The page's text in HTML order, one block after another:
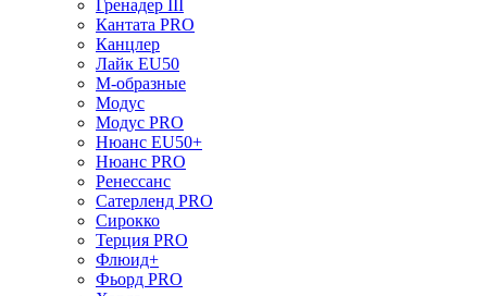
Гренадер III
Кантата PRO
Канцлер
Лайк EU50
М-образные
Модус
Модус PRO
Нюанс EU50+
Нюанс PRO
Ренессанс
Сатерленд PRO
Сирокко
Терция PRO
Флюид+
Фьорд PRO